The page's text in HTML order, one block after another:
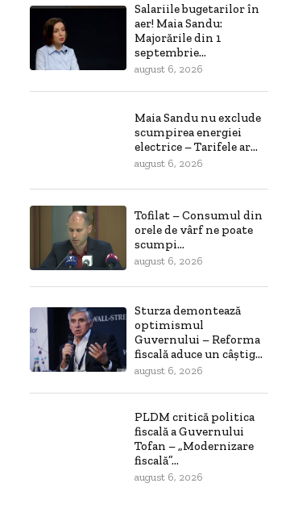
Salariile bugetarilor în
aer! Maia Sandu:
Majorările din 1
septembrie...
august 6, 2026
Maia Sandu nu exclude
scumpirea energiei
electrice – Tarifele ar...
august 6, 2026
Tofilat – Consumul din
orele de vârf ne poate
scumpi...
august 6, 2026
Sturza demontează
optimismul
Guvernului – Reforma
fiscală aduce un câștig...
august 6, 2026
PLDM critică politica
fiscală a Guvernului
Tofan – „Modernizare
fiscală”...
august 6, 2026